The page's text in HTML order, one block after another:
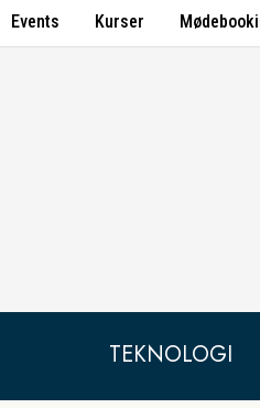
Events Kurser
TEKNOLOGI